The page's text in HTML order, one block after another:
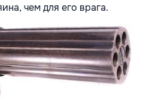
чем для его врага.